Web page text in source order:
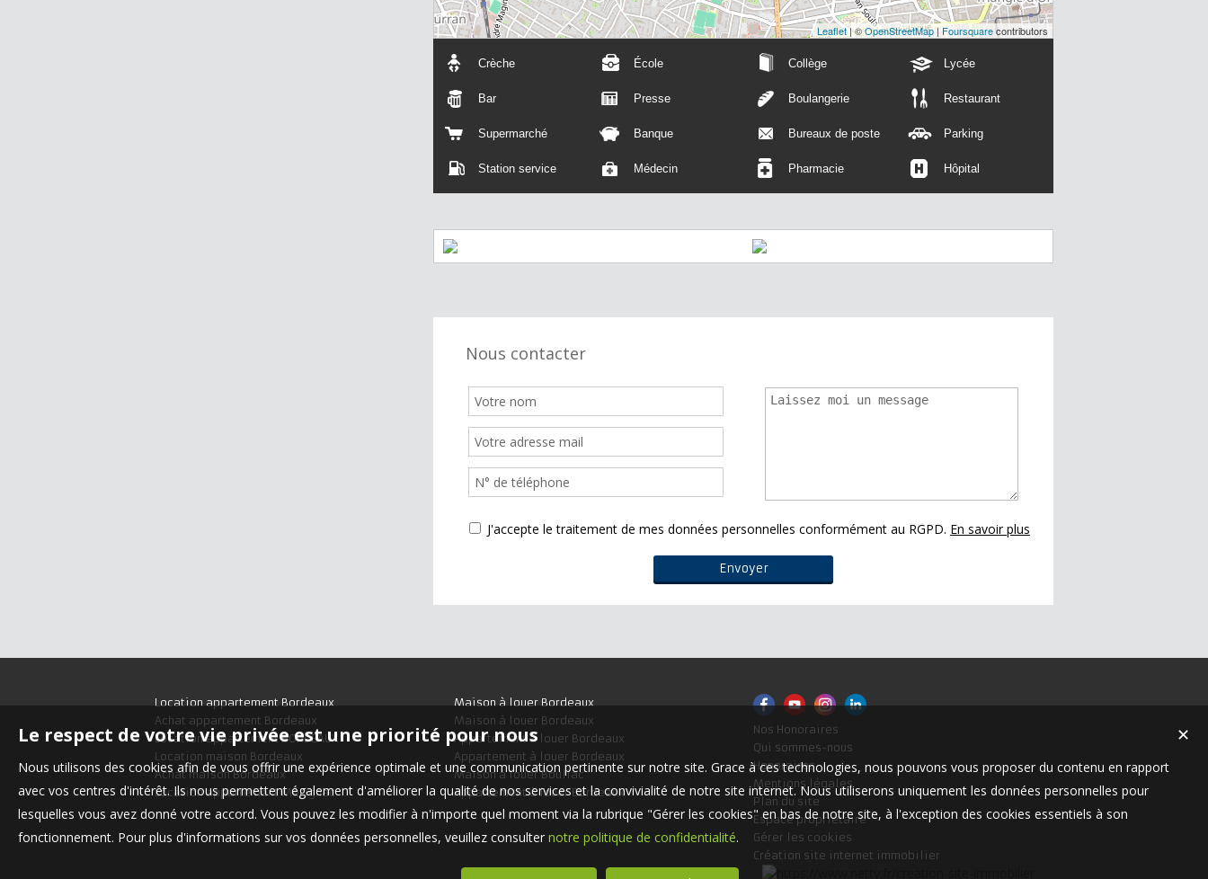
Leaflet| ©OpenStreetMap|Foursquarecontributors
Crèche École Collège Lycée
Bar Presse Boulangerie Restaurant
Supermarché Banque Bureaux de poste Parking
Station service Médecin Pharmacie Hôpital
Nous contacter
J'accepte le traitement de mes données personnelles conformément au RGPD. En savoir plus
Location appartement Bordeaux
Achat appartement Bordeaux
Location appartement BORDEAUX
Location maison Bordeaux
Achat maison Bordeaux
Location appartement Mérignac
Maison à louer Bordeaux
Maison à louer Bordeaux
Appartement à louer Bordeaux
Appartement à louer Bordeaux
Maison à louer Bouliac
Appartement à louer Bordeaux
Nos Honoraires
Qui sommes-nous
Honoraires
Mentions légales
Plan du site
Espace propriétaire
Gérer les cookies
Création site internet immobilier
✕
Le respect de votre vie privée est une priorité pour nous
Nous utilisons des cookies afin de vous offrir une expérience optimale et une communication pertinente sur notre site. Grace à ces technologies, nous pouvons vous proposer du contenu en rapport
avec vos centres d'intérêt. Ils nous permettent également d'améliorer la qualité de nos services et la convivialité de notre site internet. Nous utiliserons uniquement les données personnelles pour
lesquelles vous avez donné votre accord. Vous pouvez les modifier à n'importe quel moment via la rubrique "Gérer les cookies" en bas de notre site, à l'exception des cookies essentiels à son
fonctionnement. Pour plus d'informations sur vos données personnelles, veuillez consulter notre politique de confidentialité.